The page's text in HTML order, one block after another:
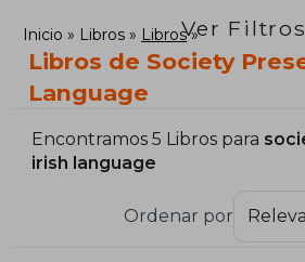
Ver Filtros
Inicio Libros Libros
Libros de Society
Language
Encontramos 5 Libros para
irish language
Ordenar por